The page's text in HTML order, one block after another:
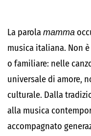
La parola mamma
musica italiana. Non
o familiare: nelle
universale di amore,
culturale. Dalla
alla musica
accompagnato